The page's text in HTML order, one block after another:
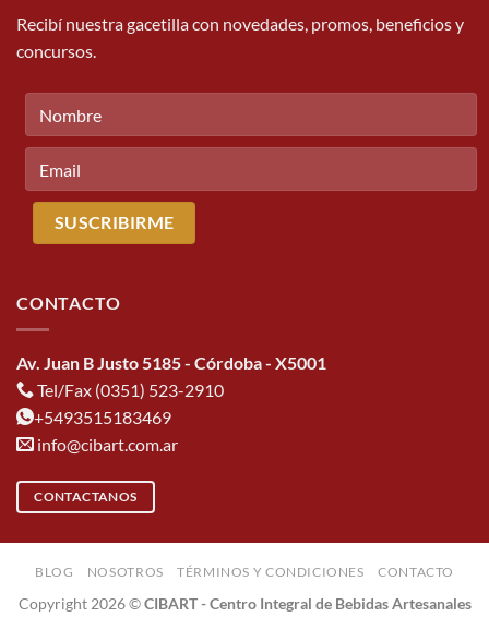
Recibí nuestra gacetilla con novedades, promos, beneficios y
concursos.
CONTACTO
Av. Juan B Justo 5185 - Córdoba - X5001
Tel/Fax (0351) 523-2910
+5493515183469
info@cibart.com.ar
CONTACTANOS
BLOG NOSOTROS TÉRMINOS Y CONDICIONES CONTACTO
Copyright 2026 ©CIBART - Centro Integral de Bebidas Artesanales